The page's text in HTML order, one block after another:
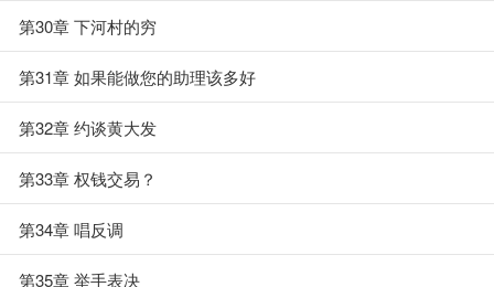
第30章 下河村的穷
第31章 如果能做您的助理该多好
第32章 约谈黄大发
第33章 权钱交易？
第34章 唱反调
第35章 举手表决